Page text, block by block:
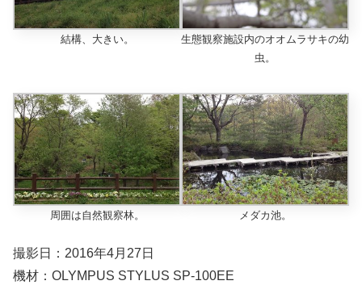
結構、大きい。
生態観察施設内のオオムラサキの幼
虫。
周囲は自然観察林。 メダカ池。
撮影日：2016年4月27日
機材：OLYMPUS STYLUS SP-100EE